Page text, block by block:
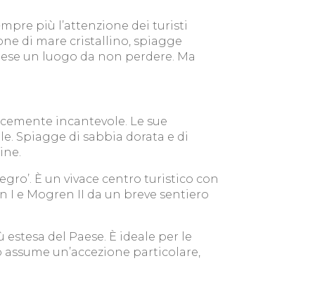
più l’attenzione dei turisti
di mare cristallino, spiagge
un luogo da non perdere. Ma
incantevole. Le sue
Spiagge di sabbia dorata e di
È un vivace centro turistico con
I e Mogren II da un breve sentiero
del Paese. È ideale per le
un’accezione particolare,